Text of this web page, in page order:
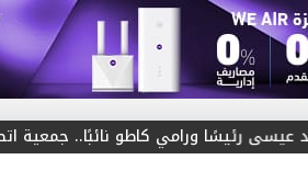
اتصال تُشكل مكتبها التنفيذي للدورة